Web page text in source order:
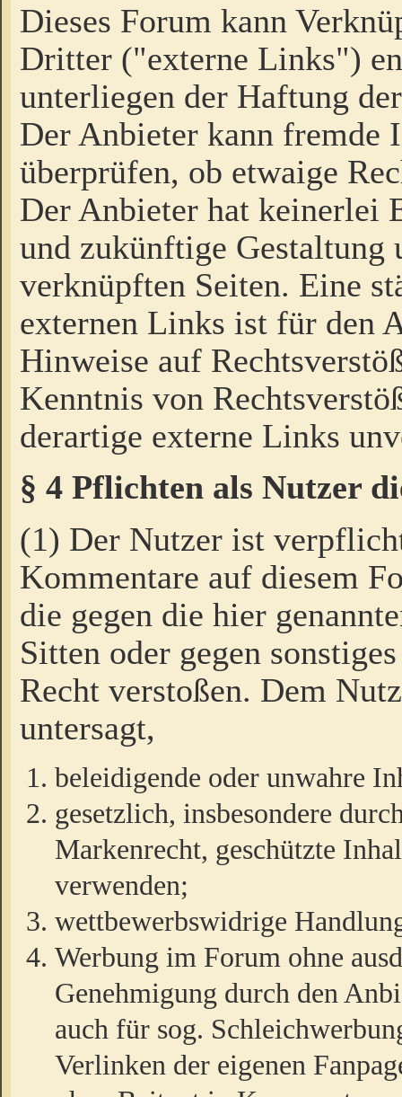
Dieses Forum kann
Dritter ("externe Links")
unterliegen der Haftung
Der Anbieter kann fremde
überprüfen, ob etwaige
Der Anbieter hat keinerlei
und zukünftige Gestaltung
verknüpften Seiten. Eine
externen Links ist für den
Hinweise auf
Kenntnis von
derartige externe Links
§ 4 Pflichten als Nutzer
(1) Der Nutzer ist
Kommentare auf diesem
die gegen die hier
Sitten oder gegen
Recht verstoßen. Dem
untersagt,
beleidigende oder unwahre
gesetzlich, insbesondere
Markenrecht, geschützte
verwenden;
wettbewerbswidrige
Werbung im Forum ohne
Genehmigung durch den
auch für sog.
Verlinken der eigenen